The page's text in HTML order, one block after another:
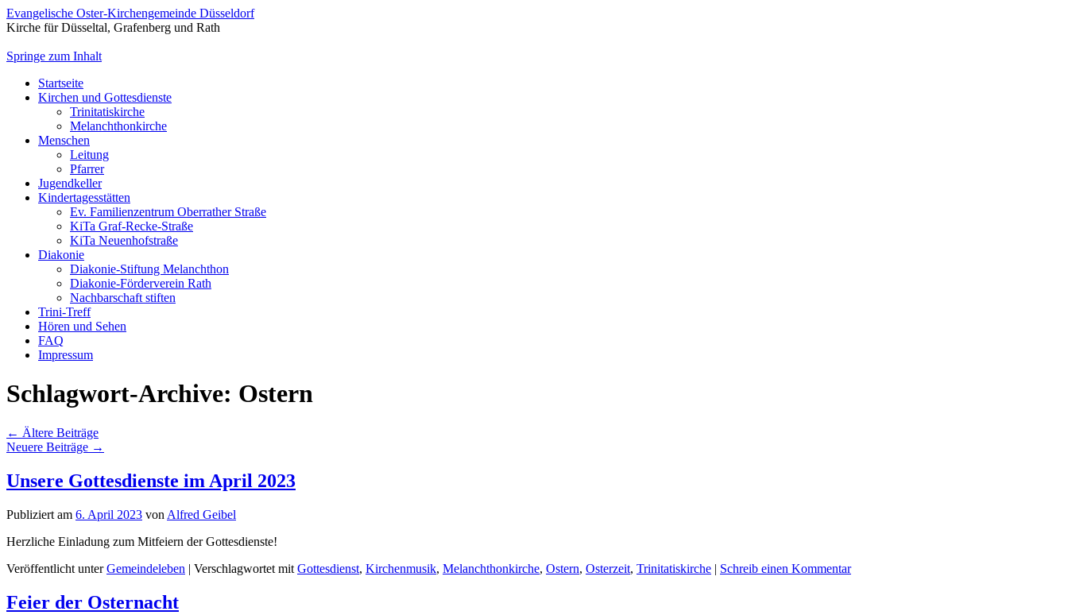
Evangelische Oster-Kirchengemeinde Düsseldorf
Kirche für Düsseltal, Grafenberg und Rath
Springe zum Inhalt
Startseite
Kirchen und Gottesdienste
Trinitatiskirche
Melanchthonkirche
Menschen
Leitung
Pfarrer
Jugendkeller
Kindertagesstätten
Ev. Familienzentrum Oberrather Straße
KiTa Graf-Recke-Straße
KiTa Neuenhofstraße
Diakonie
Diakonie-Stiftung Melanchthon
Diakonie-Förderverein Rath
Nachbarschaft stiften
Trini-Treff
Hören und Sehen
FAQ
Impressum
Schlagwort-Archive: Ostern
← Ältere Beiträge
Neuere Beiträge →
Unsere Gottesdienste im April 2023
Publiziert am 6. April 2023 von Alfred Geibel
Herzliche Einladung zum Mitfeiern der Gottesdienste!
Veröffentlicht unter Gemeindeleben | Verschlagwortet mit Gottesdienst, Kirchenmusik, Melanchthonkirche, Ostern, Osterzeit, Trinitatiskirche | Schreib einen Kommentar
Feier der Osternacht